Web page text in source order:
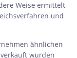
Weise ermittelt
und
ähnlichen
wurden